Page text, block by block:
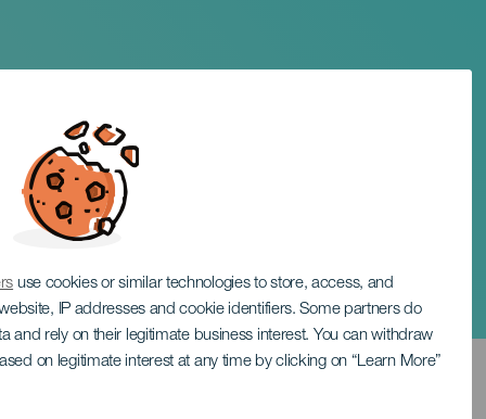
use cookies or similar technologies to store, access, and
IP addresses and cookie identifiers. Some partners do
and rely on their legitimate business interest. You can withdraw
on legitimate interest at any time by clicking on “Learn More”